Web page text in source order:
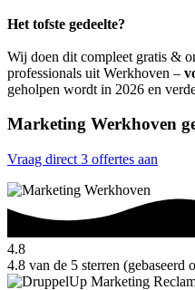
Het tofste gedeelte?
Wij doen dit compleet gratis &
professionals uit Werkhoven –
geholpen wordt in 2026 en
Marketing Werkhoven
Vraag direct 3 offertes aan
4.8
4.8 van de 5 sterren (gebaseerd